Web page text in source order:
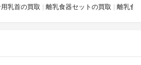
乳首の買取 離乳食器セットの買取 離乳食